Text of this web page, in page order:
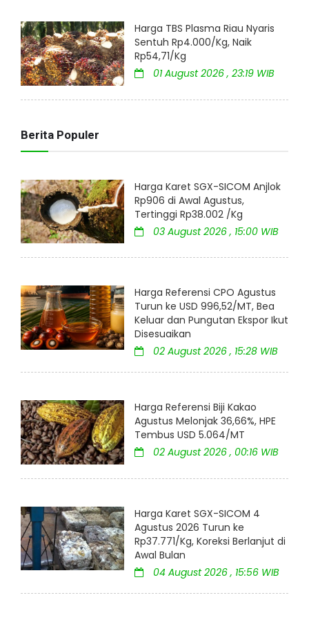
Harga TBS Plasma Riau Nyaris
Sentuh Rp4.000/Kg, Naik
Rp54,71/Kg
01 August 2026 , 23:19 WIB
Berita Populer
Harga Karet SGX-SICOM Anjlok
Rp906 di Awal Agustus,
Tertinggi Rp38.002 /Kg
03 August 2026 , 15:00 WIB
Harga Referensi CPO Agustus
Turun ke USD 996,52/MT, Bea
Keluar dan Pungutan Ekspor Ikut
Disesuaikan
02 August 2026 , 15:28 WIB
Harga Referensi Biji Kakao
Agustus Melonjak 36,66%, HPE
Tembus USD 5.064/MT
02 August 2026 , 00:16 WIB
Harga Karet SGX-SICOM 4
Agustus 2026 Turun ke
Rp37.771/Kg, Koreksi Berlanjut di
Awal Bulan
04 August 2026 , 15:56 WIB